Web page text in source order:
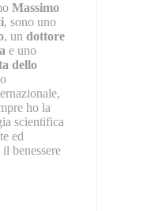
Massimo
, sono uno
, undottore
e uno
dello
ho la
scientifica
ed
benessere